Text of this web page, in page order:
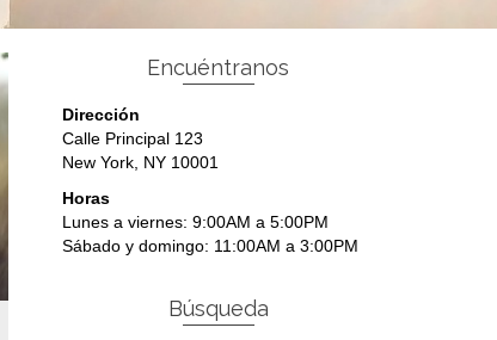
Encuéntranos
Dirección
Calle Principal 123
New York, NY 10001
Horas
Lunes a viernes: 9:00AM a 5:00PM
Sábado y domingo: 11:00AM a 3:00PM
Búsqueda